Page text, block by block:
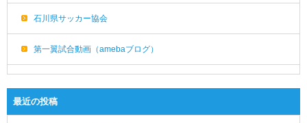
石川県サッカー協会
第一翼試合動画（amebaブログ）
最近の投稿